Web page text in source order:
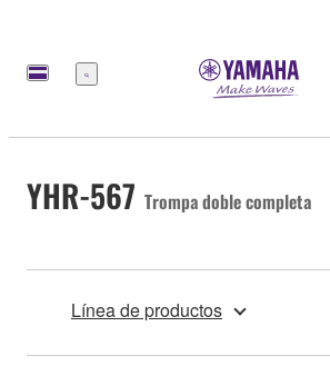
Menú
YHR-567 Trompa doble completa
Línea de productos